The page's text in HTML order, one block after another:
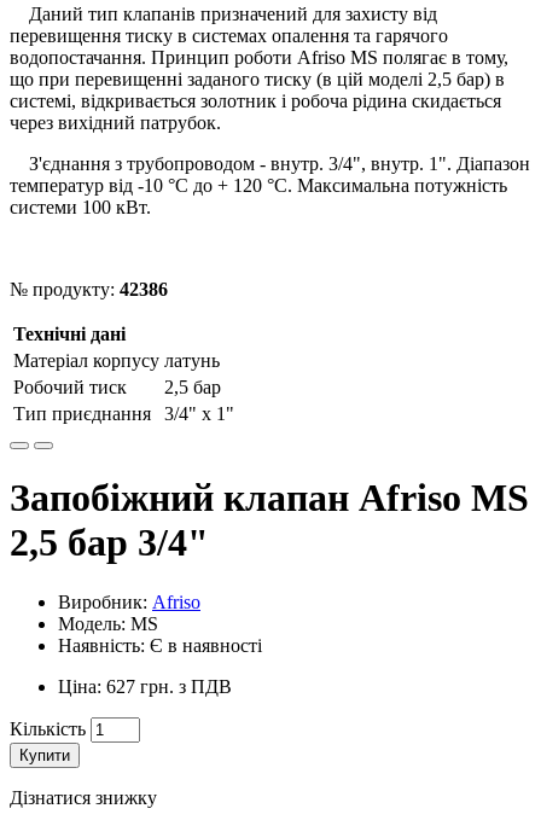
Даний тип клапанів призначений для захисту від
перевищення тиску в системах опалення та гарячого
водопостачання. Принцип роботи Afriso MS полягає в тому,
що при перевищенні заданого тиску (в цій моделі 2,5 бар) в
системі, відкривається золотник і робоча рідина скидається
через вихідний патрубок.
З'єднання з трубопроводом - внутр. 3/4", внутр. 1". Діапазон
температур від -10 °С до + 120 °С. Максимальна потужність
системи 100 кВт.
№ продукту: 42386
Технічні дані
Матеріал корпусу латунь
Робочий тиск
2,5 бар
Тип приєднання
3/4" x 1"
Запобіжний клапан Afriso MS
2,5 бар 3/4"
Виробник: Afriso
Модель: MS
Наявність: Є в наявності
Ціна: 627 грн. з ПДВ
Кількість
Купити
Дізнатися знижку